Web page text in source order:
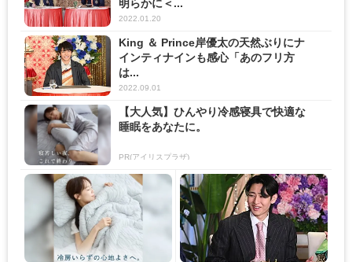
明らかに＜...
2022.01.20
King ＆ Prince岸優太の天然ぶりにナ
インティナインも感心「あのフリ方
は...
2022.09.01
【大人気】ひんやり冷感寝具で快適な
睡眠をあなたに。
PR(アイリスプラザ)